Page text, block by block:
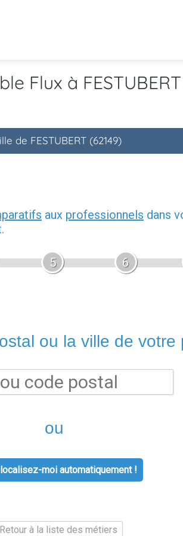
Flux à
de FESTUBERT (62149)
aux professionnels dans
5 6
ou la ville de votre
ou
moi automatiquement !
Retour à la liste des métiers